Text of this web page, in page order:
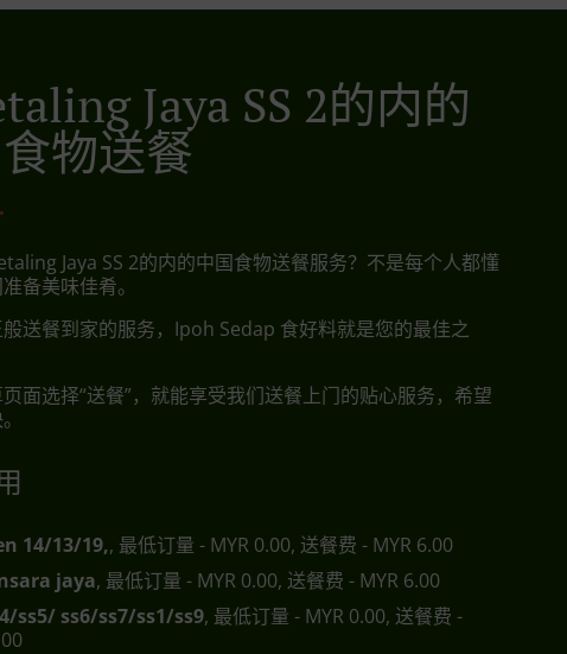
Jaya SS 2的内的
物送餐
Jaya SS 2的内的中国食物送餐服务？不是每个人都懂
备美味佳肴。
送餐到家的服务，Ipoh Sedap 食好料就是您的最佳之
面选择“送餐”，就能享受我们送餐上门的贴心服务，希望
14/13/19,, 最低订量 - MYR 0.00, 送餐费 - MYR 6.00
jaya, 最低订量 - MYR 0.00, 送餐费 - MYR 6.00
ss5/ ss6/ss7/ss1/ss9, 最低订量 - MYR 0.00, 送餐费 -